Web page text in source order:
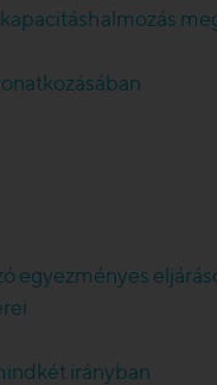
egyezményes
irányban